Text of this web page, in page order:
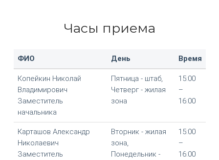
Часы приема
ФИО День Время
Копейкин Николай
Владимирович
Заместитель
начальника
Пятница - штаб,
Четверг - жилая
зона
15:00
–
16:00
Карташов Александр
Николаевич
Заместитель
Вторник - жилая
зона,
Понедельник -
15:00
–
16:00